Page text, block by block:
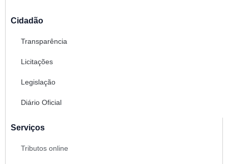
Cidadão
Transparência
Licitações
Legislação
Diário Oficial
Serviços
Tributos online